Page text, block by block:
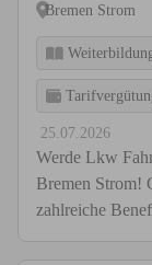
Bremen Strom
25.07.2026
Werde Lkw
Bremen Strom!
zahlreiche